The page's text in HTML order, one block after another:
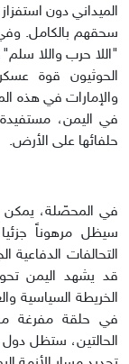
الميداني دون
سحقهم بالكامل.
"اللا حرب واللا
الحوثيون قوة
والإمارات في هذه
في اليمن،
حلفائها على الأرض.
في المحصّلة، يمكن
سيظل مرهوناً جزئيا
التحالفات
قد يشهد اليمن
الخريطة السياسية
في حلقة مفرغة
الحالتين، ستظل